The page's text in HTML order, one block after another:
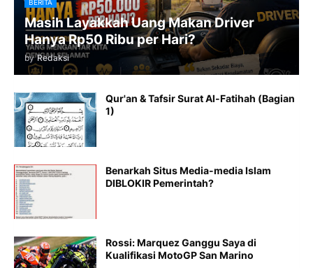
BERITA
Masih Layakkah Uang Makan Driver
Hanya Rp50 Ribu per Hari?
by Redaksi
Qur'an & Tafsir Surat Al-Fatihah (Bagian
1)
Benarkah Situs Media-media Islam
DIBLOKIR Pemerintah?
Rossi: Marquez Ganggu Saya di
Kualifikasi MotoGP San Marino